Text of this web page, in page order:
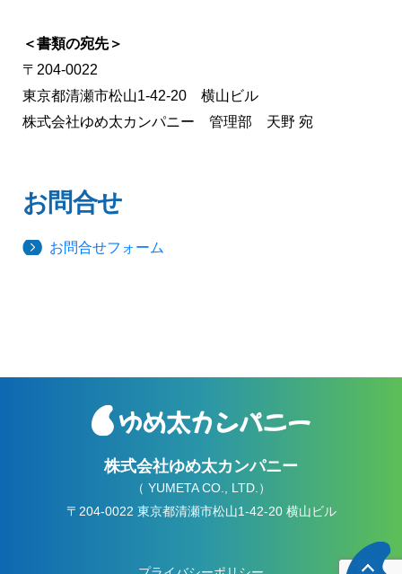
＜書類の宛先＞
〒204-0022
東京都清瀬市松山1-42-20 横山ビル
株式会社ゆめ太カンパニー 管理部 天野 宛
お問合せ
お問合せフォーム
株式会社ゆめ太カンパニー
（ YUMETA CO., LTD.）
〒204-0022 東京都清瀬市松山1-42-20 横山ビル